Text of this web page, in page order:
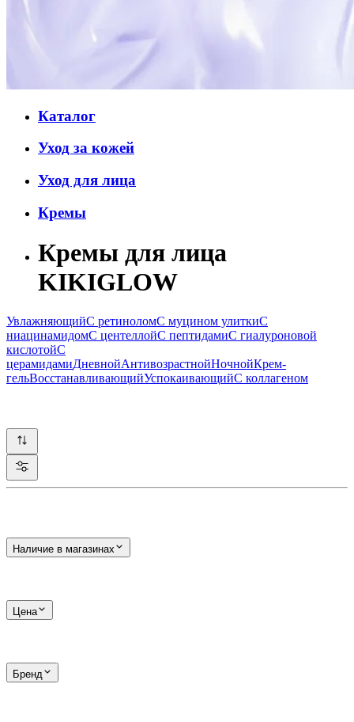
Каталог
Уход за кожей
Уход для лица
Кремы
Кремы для лица
KIKIGLOW
УвлажняющийС ретиноломС муцином улиткиС
ниацинамидомС центеллойС пептидамиС гиалуроновой
кислотойС
церамидамиДневнойАнтивозрастнойНочнойКрем-
гельВосстанавливающийУспокаивающийС коллагеном
Наличие в магазинах
Цена
Бренд